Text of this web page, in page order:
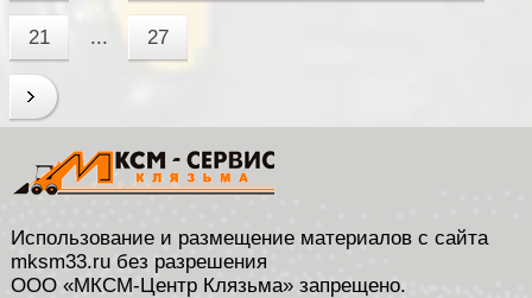
21 ... 27
Использование и размещение материалов с сайта
mksm33.ru без разрешения
ООО «МКСМ-Центр Клязьма» запрещено.